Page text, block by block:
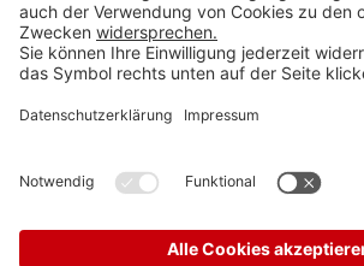
Landesbericht
Nele Kühnel:Irland verabschiedet neues
vertraglichen Renteneintrittsalter
Prof. Dr. Susanne Auer-Mayer:Europäisches